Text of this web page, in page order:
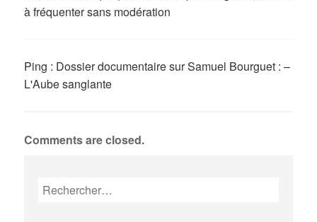
à fréquenter sans modération
Ping : Dossier documentaire sur Samuel Bourguet : –
L'Aube sanglante
Comments are closed.
Rechercher :